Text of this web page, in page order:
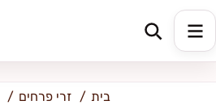
כתובת למשלוח
בית זרי פרחים